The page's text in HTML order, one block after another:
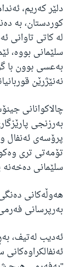
دلێر کەریم،
کوردستان، بە
لە کاتی تاوانی
سلێمانی بووە،
بەعسی بوون با
نەنێژرێن
چالاکوانانی
بەرزنجی
پرۆسەی ئەنفال
تۆمەتی تری
سلێمانی دەخەنە
هەوڵەکانی
بەرپرسانی
ئەدیب لەتیف،